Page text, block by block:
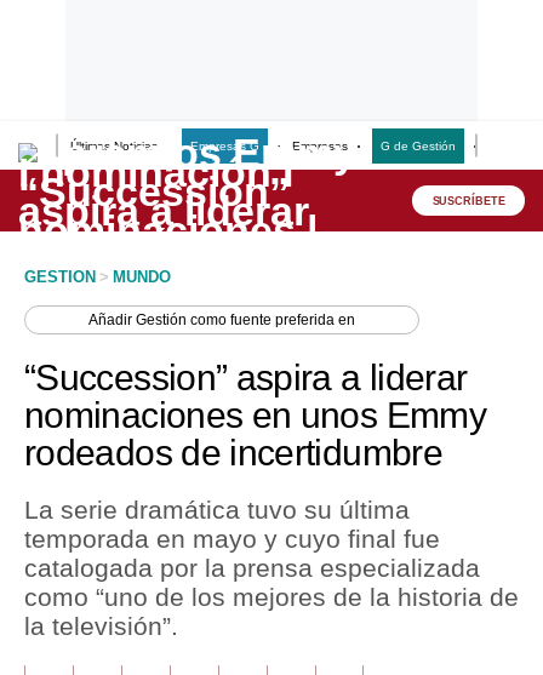
Últimas Noticias Empresas G Empresas G de Gestión
Lo último
Peru Quiosco
Economía
Mercados
Política
Finanzas Personales
SUSCRÍBETE
GESTION > MUNDO
AñadirGestión como fuente preferida en
“Succession” aspira a liderar
nominaciones en unos Emmy
rodeados de incertidumbre
La serie dramática tuvo su última
temporada en mayo y cuyo final fue
catalogada por la prensa especializada
como “uno de los mejores de la historia de
la televisión”.